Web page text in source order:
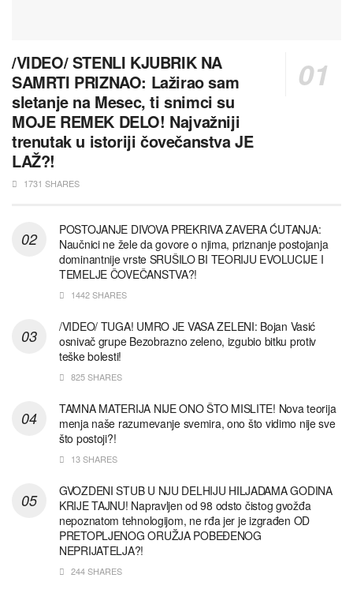
/VIDEO/ STENLI KJUBRIK NA
SAMRTI PRIZNAO: Lažirao sam
sletanje na Mesec, ti snimci su
MOJE REMEK DELO! Najvažniji
trenutak u istoriji čovečanstva JE
LAŽ?!
1731 SHARES
POSTOJANJE DIVOVA PREKRIVA ZAVERA ĆUTANJA:
Naučnici ne žele da govore o njima, priznanje postojanja
dominantnije vrste SRUŠILO BI TEORIJU EVOLUCIJE I
TEMELJE ČOVEČANSTVA?!
1442 SHARES
/VIDEO/ TUGA! UMRO JE VASA ZELENI: Bojan Vasić
osnivač grupe Bezobrazno zeleno, izgubio bitku protiv
teške bolesti!
825 SHARES
TAMNA MATERIJA NIJE ONO ŠTO MISLITE! Nova teorija
menja naše razumevanje svemira, ono što vidimo nije sve
što postoji?!
13 SHARES
GVOZDENI STUB U NJU DELHIJU HILJADAMA GODINA
KRIJE TAJNU! Napravljen od 98 odsto čistog gvožđa
nepoznatom tehnologijom, ne rđa jer je izgrađen OD
PRETOPLJENOG ORUŽJA POBEĐENOG
NEPRIJATELJA?!
244 SHARES